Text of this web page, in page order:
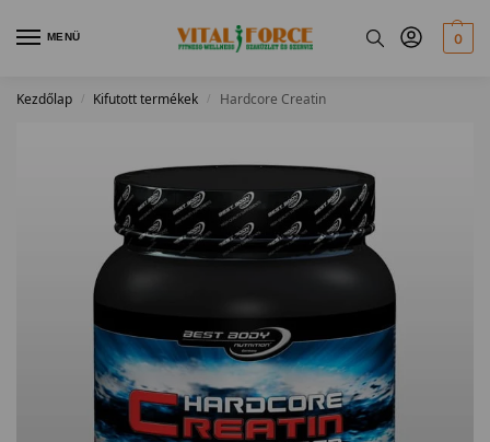
MENÜ 0
Kezdőlap / Kifutott termékek / Hardcore Creatin